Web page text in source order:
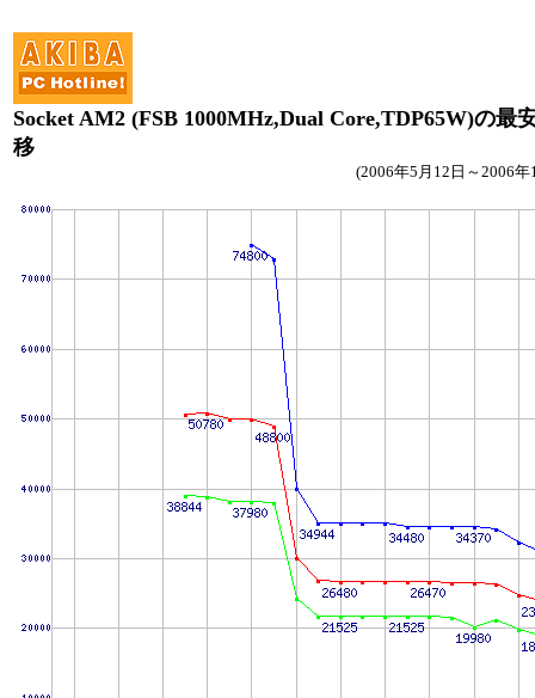
Socket AM2 (FSB 1000MHz,Dual Core,TDP65W)の最
移
(2006年5月12日～2006年